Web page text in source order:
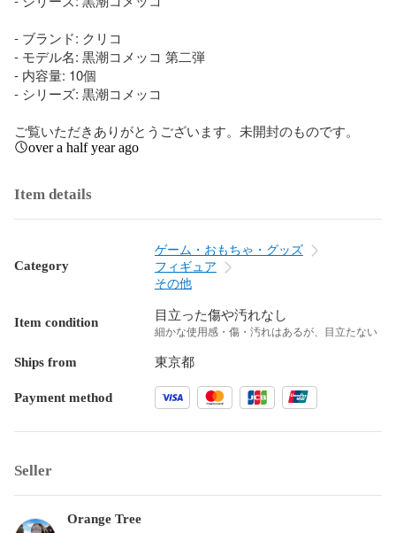
- ブランド: クリコ
- モデル名: 黒潮コメッコ 第二弾
- 内容量: 10個
- シリーズ: 黒潮コメッコ
ご覧いただきありがとうございます。未開封のものです。
over a half year ago
Item details
Category
ゲーム・おもちゃ・グッズ
フィギュア
その他
Item condition 目立った傷や汚れなし
細かな使用感・傷・汚れはあるが、目立たない
Ships from 東京都
Payment method
Seller
Orange Tree